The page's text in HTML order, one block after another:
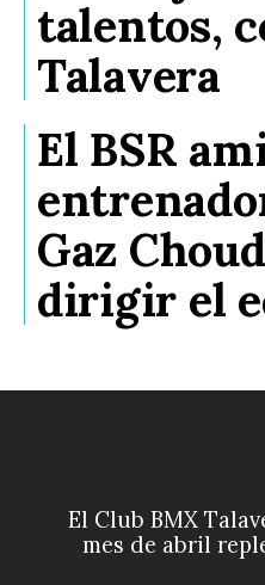
talentos,
Talavera
El BSR
Gaz
dirigir el
El Club BMX
mes de abril